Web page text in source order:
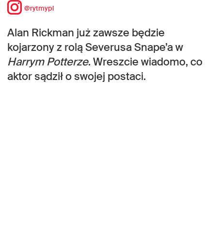
@rytmypl
Alan Rickman już zawsze będzie
kojarzony z rolą Severusa Snape’a w
Harrym Potterze. Wreszcie wiadomo, co
aktor sądził o swojej postaci.